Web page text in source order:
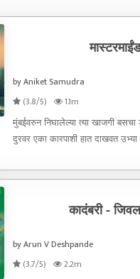
मास्टरमाईंड
by Aniket Samudra
(3.8/5)
1.1m
मुंबईवरुन निघालेल्या त्या खाजगी बसचा
दुरवर एका कारपाशी हात दाखवत
कादंबरी -
by Arun V Deshpande
(3.7/5)
2.2m